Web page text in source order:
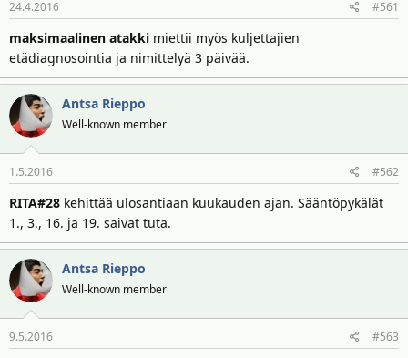
u
a
l
o
i
t
t
a
j
m
ä
ä
r
ä
24.4.2016 #561
maksimaalinen atakki miettii myös kuljettajien
etädiagnosointia ja nimittelyä 3 päivää.
Antsa Rieppo
Well-known member
1.5.2016 #562
RITA#28 kehittää ulosantiaan kuukauden ajan. Sääntöpykälät
1., 3., 16. ja 19. saivat tuta.
Antsa Rieppo
Well-known member
9.5.2016 #563